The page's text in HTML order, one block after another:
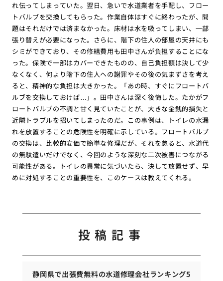
れ伝ってしまっていた。翌日、急いで水道業者を手配し、フロー
トバルブを交換してもらった。作業自体はすぐに終わったが、問
題はそれだけでは済まなかった。床材は水を吸ってしまい、一部
張り替えが必要になった。さらに、階下の住人の部屋の天井にも
シミができており、その修繕費用も田中さんが負担することにな
った。保険で一部はカバーできたものの、自己負担額は決して少
なくなく、何より階下の住人への謝罪やその後の気まずさを考え
ると、精神的な負担は大きかった。「あの時、すぐにフロートバ
ルブを交換しておけば…」。田中さんは深く後悔した。たかがフ
ロートバルブの不調と甘く見ていたことが、大きな金銭的損失と
近隣トラブルを招いてしまったのだ。この事例は、トイレの水漏
れを放置することの危険性を明確に示している。フロートバルブ
の交換は、比較的安価で簡単な修理だが、それを怠ると、水道代
の無駄遣いだけでなく、今回のような深刻な二次被害につながる
可能性がある。トイレの異常に気づいたら、決して放置せず、早
めに対処することの重要性を、このケースは教えてくれる。
投稿記事
静岡県で出張費無料の水道修理会社ランキング5